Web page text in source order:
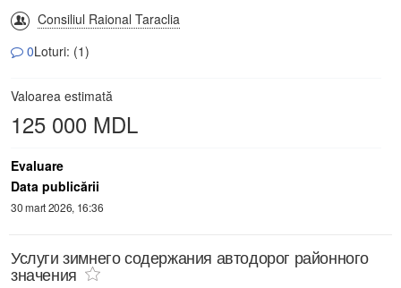
Consiliul Raional Taraclia
0Loturi: (1)
Valoarea estimată
125 000 MDL
Evaluare
Data publicării
30 mart 2026, 16:36
Услуги зимнего содержания автодорог районного
значения